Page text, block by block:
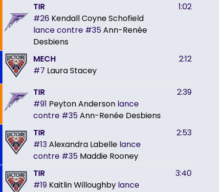
TIR
#26 Kendall Coyne Schofield
lance contre #35Ann-Renée
Desbiens
1:02
MECH
#7 Laura Stacey
2:12
TIR
#91 Peyton Anderson lance
contre #35Ann-Renée Desbiens
2:39
TIR
#13Alexandra Labelle lance
contre #35 Maddie Rooney
2:53
TIR
#19 Kaitlin Willoughby lance
3:40